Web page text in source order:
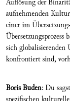
aufnehmenden
einer im
sich
konfrontiert sind,
Boris Buden: Du